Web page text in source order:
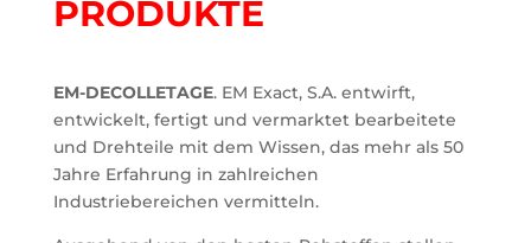
PRODUKTE
EM-DECOLLETAGE. EM Exact, S.A. entwirft,
entwickelt, fertigt und vermarktet bearbeitete
und Drehteile mit dem Wissen, das mehr als 50
Jahre Erfahrung in zahlreichen
Industriebereichen vermitteln.